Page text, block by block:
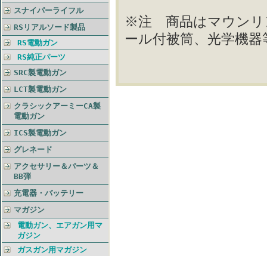
スナイパーライフル
RSリアルソード製品
RS電動ガン
RS純正パーツ
SRC製電動ガン
LCT製電動ガン
クラシックアーミーCA製
電動ガン
ICS製電動ガン
グレネード
アクセサリー＆パーツ＆
BB弾
充電器・バッテリー
マガジン
電動ガン、エアガン用マ
ガジン
ガスガン用マガジン
※注 商品はマウンリ
ール付被筒、光学機